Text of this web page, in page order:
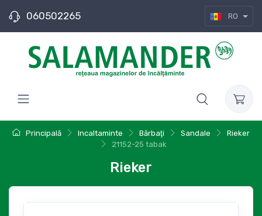
060502265 RO
Principală Incaltaminte Bărbaţi Sandale
Rieker
21152-25 tabak
Rieker